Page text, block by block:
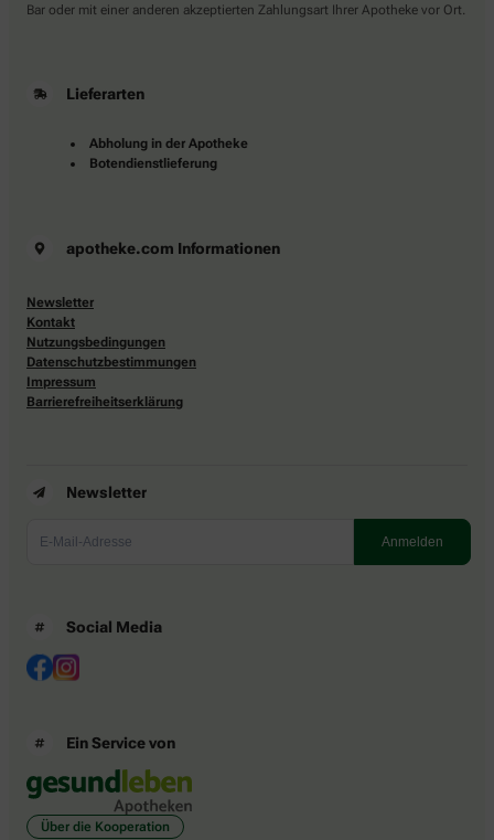
Bar oder mit einer anderen akzeptierten Zahlungsart Ihrer Apotheke vor Ort.
Lieferarten
Abholung in der Apotheke
Botendienstlieferung
apotheke.com Informationen
Newsletter
Kontakt
Nutzungsbedingungen
Datenschutzbestimmungen
Impressum
Barrierefreiheitserklärung
Newsletter
Social Media
Ein Service von
Über die Kooperation